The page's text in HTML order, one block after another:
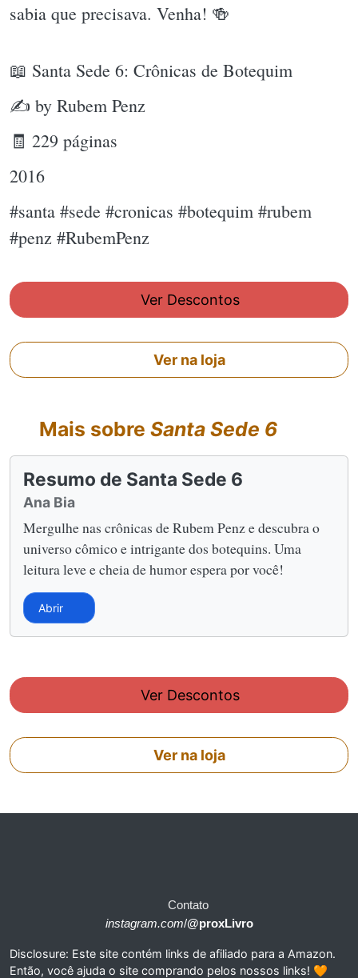
sabia que precisava. Venha! 🍻
📖 Santa Sede 6: Crônicas de Botequim
✍ by Rubem Penz
🧾 229 páginas
2016
#santa #sede #cronicas #botequim #rubem
#penz #RubemPenz
Ver Descontos
Ver na loja
Mais sobre Santa Sede 6
Resumo de Santa Sede 6
Ana Bia
Mergulhe nas crônicas de Rubem Penz e descubra o
universo cômico e intrigante dos botequins. Uma
leitura leve e cheia de humor espera por você!
Abrir
Ver Descontos
Ver na loja
Contato
instagram.com/@proxLivro
Disclosure: Este site contém links de afiliado para a Amazon.
Então, você ajuda o site comprando pelos nossos links! 🧡